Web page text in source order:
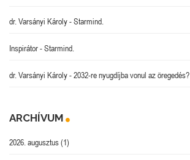
dr. Varsányi Károly-Starmind.
Inspirátor-Starmind.
dr. Varsányi Károly-2032-re nyugdíjba vonul az öregedés?
ARCHÍVUM
2026. augusztus(1)